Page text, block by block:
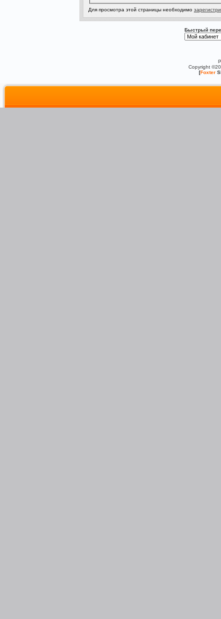
Для просмотра этой страницы необходимо
Быстрый
Copyright
[Foxter